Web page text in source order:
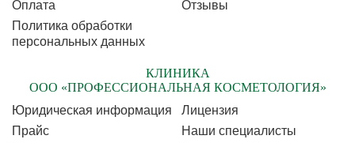
Оплата
Отзывы
Политика обработки
персональных данных
КЛИНИКА
ООО «ПРОФЕССИОНАЛЬНАЯ КОСМЕТОЛОГИЯ»
Юридическая информация
Лицензия
Прайс
Наши специалисты